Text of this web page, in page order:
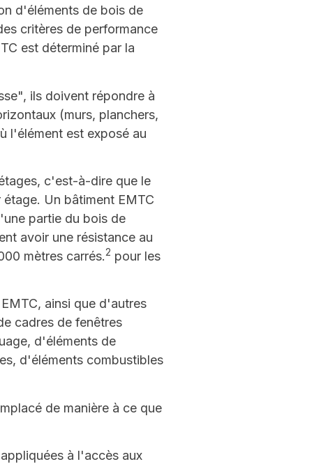
d'éléments de bois de
critères de performance
est déterminé par la
ils doivent répondre à
(murs, planchers,
l'élément est exposé au
c'est-à-dire que le
Un bâtiment EMTC
partie du bois de
avoir une résistance au
mètres carrés.2 pour les
ainsi que d'autres
cadres de fenêtres
d'éléments de
d'éléments combustibles
de manière à ce que
à l'accès aux